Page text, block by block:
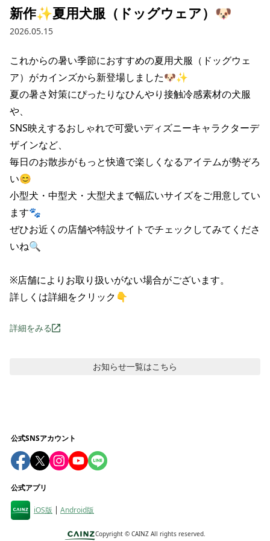
新作✨夏用犬服（ドッグウェア）🐶
2026.05.15
これからの暑い季節におすすめの夏用犬服（ドッグウェ
ア）がカインズから新登場しました🐶✨
夏の暑さ対策にぴったりなひんやり接触冷感素材の犬服
や、
SNS映えするおしゃれで可愛いディズニーキャラクターデ
ザインなど、
毎日のお散歩がもっと快適で楽しくなるアイテムが勢ぞろ
い😊
小型犬・中型犬・大型犬まで幅広いサイズをご用意してい
ます🐾
ぜひお近くの店舗や特設サイトでチェックしてみてくださ
いね🔍
※店舗によりお取り扱いがない場合がございます。
詳しくは詳細をクリック👇
詳細をみる
お知らせ一覧はこちら
公式SNSアカウント
公式アプリ
iOS版 Android版
Copyright © CAINZ All rights reserved.